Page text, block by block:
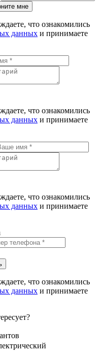
мне
что ознакомились
данных и принимаете
что ознакомились
данных и принимаете
что ознакомились
данных и принимаете
что ознакомились
данных и принимаете